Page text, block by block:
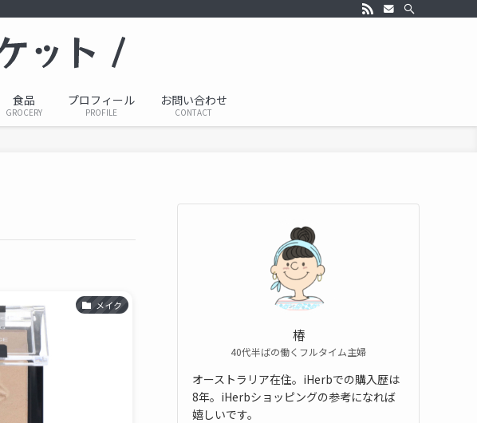
食品
GROCERY
プロフィール
PROFILE
お問い合わせ
CONTACT
メイク
椿
40代半ばの働くフルタイム主婦
オーストラリア在住。iHerbでの購入歴は
8年。iHerbショッピングの参考になれば
嬉しいです。